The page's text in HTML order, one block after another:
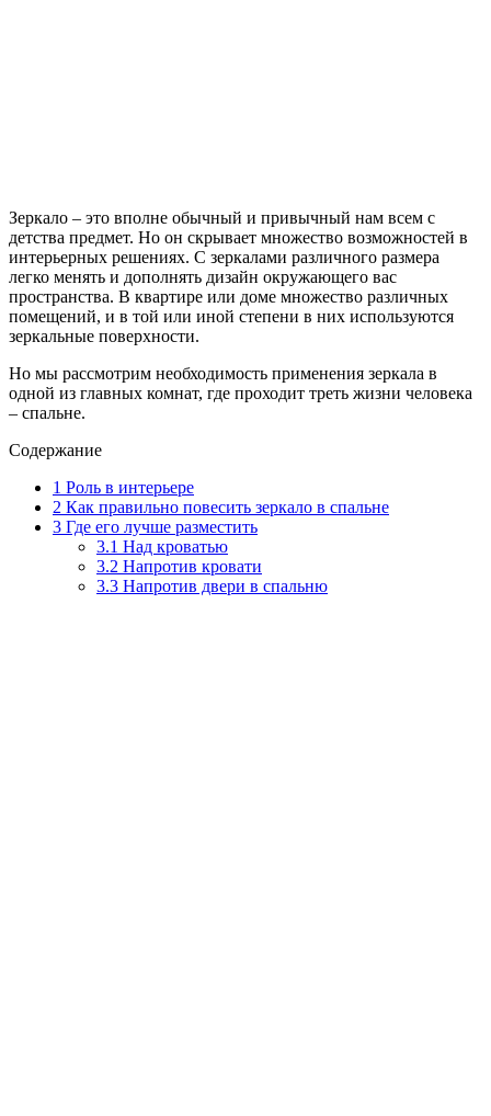
Зеркало – это вполне обычный и привычный нам всем с
детства предмет. Но он скрывает множество возможностей в
интерьерных решениях. С зеркалами различного размера
легко менять и дополнять дизайн окружающего вас
пространства. В квартире или доме множество различных
помещений, и в той или иной степени в них используются
зеркальные поверхности.
Но мы рассмотрим необходимость применения зеркала в
одной из главных комнат, где проходит треть жизни человека
– спальне.
Содержание
1 Роль в интерьере
2 Как правильно повесить зеркало в спальне
3 Где его лучше разместить
3.1 Над кроватью
3.2 Напротив кровати
3.3 Напротив двери в спальню